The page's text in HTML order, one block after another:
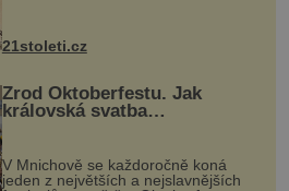
nohou, a způsobuje bole...
21stoleti.cz
Zrod Oktoberfestu. Jak
královská svatba
odstartovala největší pivní
festival světa
V Mnichově se každoročně koná
jeden z největších a nejslavnějších